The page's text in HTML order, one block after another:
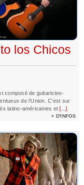
los Chicos
composé de guitaristes-
de l’Union. C’est sur
latino-américaines et[...]
+ D'INFOS